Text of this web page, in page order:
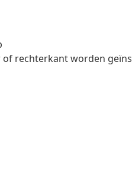
rechterkant worden